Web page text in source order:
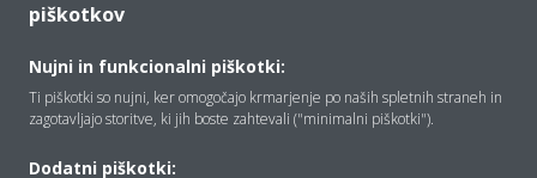
Vizitka
Rešitve
piškotkov
Nujni in funkcionalni piškotki:
Ti piškotki so nujni, ker omogočajo krmarjenje po naših spletnih straneh in
zagotavljajo storitve, ki jih boste zahtevali ("minimalni piškotki").
Dodatni piškotki: